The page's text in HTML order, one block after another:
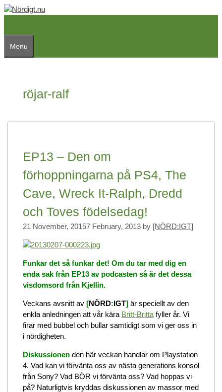
Skip
Menu
röjar-ralf
EP13 – Den om
förhoppningarna på PS4, The
Cave, Wreck It-Ralph, Dredd
och Toves födelsedag!
21 November, 20157 February, 2013 by [NÖRD:IGT]
Funkar det så funkar det! Om du tar med dig en
enda sak från EP13 av podcasten så är det dessa
visdomsord från Kjellin.
Veckans avsnitt av [NÖRD:IGT] är speciellt av den
enkla anledningen att vår kära Britt-Britta fyller år. Vi
firar med bubbel och bullar samtidigt som vi ger oss in
i nördigheten.
Diskussionen den här veckan handlar om Playstation
4. Vad kan vi förvänta oss av nästa generations konsol
från Sony? Vad BÖR vi förvänta oss? Vad hoppas vi
på? Naturligtvis kryddas diskussionen av massor med